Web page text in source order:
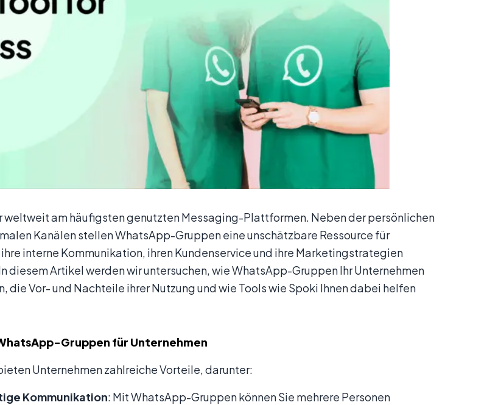
weltweit am häufigsten genutzten Messaging-Plattformen. Neben der persönlichen
Kanälen stellen WhatsApp-Gruppen eine unschätzbare Ressource für
interne Kommunikation, ihren Kundenservice und ihre Marketingstrategien
diesem Artikel werden wir untersuchen, wie WhatsApp-Gruppen Ihr Unternehmen
die Vor- und Nachteile ihrer Nutzung und wie Tools wie Spoki Ihnen dabei helfen
Gruppen für Unternehmen
Unternehmen zahlreiche Vorteile, darunter:
Kommunikation: Mit WhatsApp-Gruppen können Sie mehrere Personen